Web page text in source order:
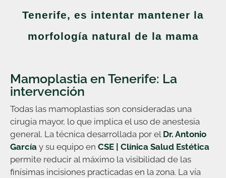
Tenerife, es intentar mantener la
morfología natural de la mama
Mamoplastia en Tenerife: La
intervención
Todas las mamoplastias son consideradas una
cirugía mayor, lo que implica el uso de anestesia
general. La técnica desarrollada por el Dr. Antonio
García y su equipo en CSE | Clínica Salud Estética
permite reducir al máximo la visibilidad de las
finísimas incisiones practicadas en la zona. La vía